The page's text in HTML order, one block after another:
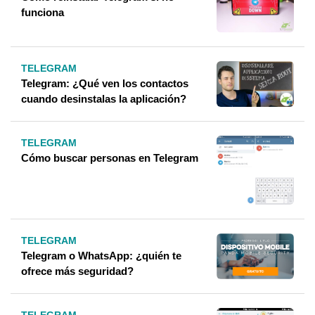
funciona
TELEGRAM
Telegram: ¿Qué ven los contactos
cuando desinstalas la aplicación?
TELEGRAM
Cómo buscar personas en Telegram
TELEGRAM
Telegram o WhatsApp: ¿quién te
ofrece más seguridad?